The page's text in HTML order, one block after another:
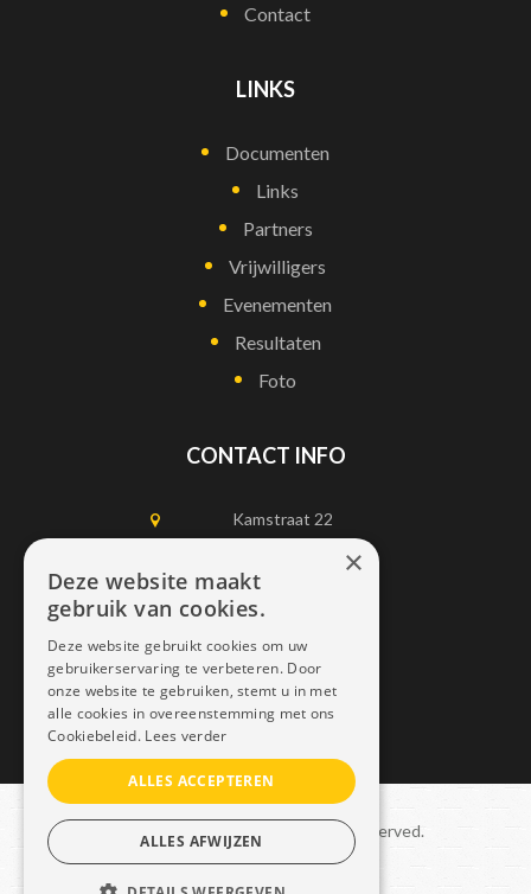
Contact
LINKS
Documenten
Links
Partners
Vrijwilligers
Evenementen
Resultaten
Foto
CONTACT INFO
Kamstraat 22
1750 Lennik
0497452898
info@dais.be
Copyright © 2021 Dais. All rights reserved.
Sitemap–GDPR
×
Deze website maakt
gebruik van cookies.
Deze website gebruikt cookies om uw
gebruikerservaring te verbeteren. Door
onze website te gebruiken, stemt u in met
alle cookies in overeenstemming met ons
Cookiebeleid. Lees verder
ALLES ACCEPTEREN
ALLES AFWIJZEN